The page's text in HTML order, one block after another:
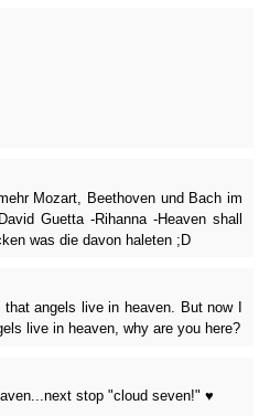
Mozart, Beethoven und Bach im
Guetta -Rihanna -Heaven shall
was die davon haleten ;D
that angels live in heaven. But now I
live in heaven, why are you here?
stop "cloud seven!" ♥